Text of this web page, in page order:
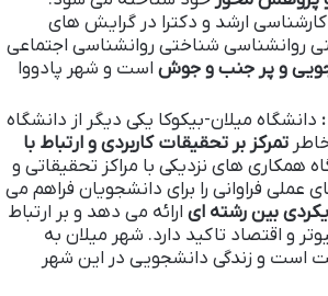
ارشد و دکترا در گرایش های
روانشناسی شناختی روانشناسی اجتماعی
و پر جنب و جوش است و شهر پادووا
: دانشگاه میلان-بیکوکا یکی دیگر از دانشگاه
خاطرتمرکز بر تحقیقات کاربردی و ارتباط با
همکاری های نزدیکی با مراکز تحقیقاتی و
فراوانی را برای دانشجویان فراهم می
بین رشته ای ارائه می دهد و بر ارتباط
و اقتصاد تاکید دارد. شهر میلان به
است و زندگی دانشجویی در این شهر